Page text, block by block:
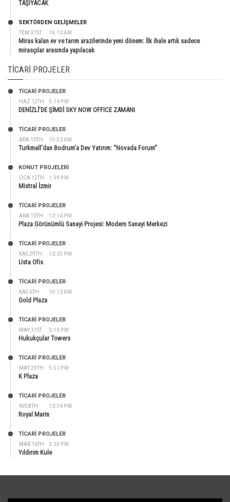
TAŞIYACAK
TEM 31ST 10:12 AM
SEKTÖRDEN GELIŞMELER
Miras kalan ev ve tarım arazilerinde yeni dönem: İlk ihale artık sadece
mirasçılar arasında yapılacak
TICARI PROJELER
HAZ 12TH 5:14 PM
TİCARİ PROJELER
DENİZLİ’DE ŞİMDİ SKY NOW OFFICE ZAMANI
ARA 10TH 10:52 AM
TİCARİ PROJELER
Turkmall’dan Bodrum’a Dev Yatırım: “Novada Forum”
OCA 12TH 1:39 PM
KONUT PROJELERI
Mistral İzmir
ARA 10TH 12:14 PM
TİCARİ PROJELER
Plaza Görünümlü Sanayi Projesi: Modern Sanayi Merkezi
KAS 29TH 12:23 PM
TİCARİ PROJELER
Usta Ofis
KAS 6TH 10:12 AM
TİCARİ PROJELER
Gold Plaza
MAY 31ST 3:10 PM
TİCARİ PROJELER
Hukukçular Towers
MAY 25TH 5:51 PM
TİCARİ PROJELER
K Plaza
NIS 8TH 12:34 PM
TİCARİ PROJELER
Royal Marin
MAR 16TH 3:30 PM
TİCARİ PROJELER
Yıldırım Kule